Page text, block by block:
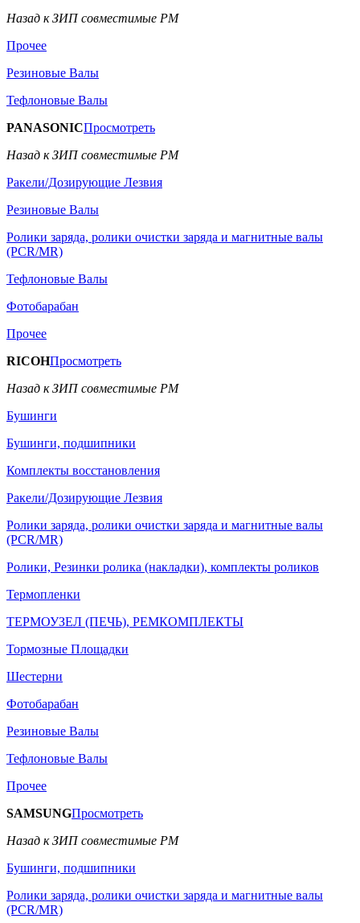
Назад к ЗИП совместимые РМ
Прочее
Резиновые Валы
Тефлоновые Валы
PANASONICПросмотреть
Назад к ЗИП совместимые РМ
Ракели/Дозирующие Лезвия
Резиновые Валы
Ролики заряда, ролики очистки заряда и магнитные валы
(PCR/MR)
Тефлоновые Валы
Фотобарабан
Прочее
RICOHПросмотреть
Назад к ЗИП совместимые РМ
Бушинги
Бушинги, подшипники
Комплекты восстановления
Ракели/Дозирующие Лезвия
Ролики заряда, ролики очистки заряда и магнитные валы
(PCR/MR)
Ролики, Резинки ролика (накладки), комплекты роликов
Термопленки
ТЕРМОУЗЕЛ (ПЕЧЬ), РЕМКОМПЛЕКТЫ
Тормозные Площадки
Шестерни
Фотобарабан
Резиновые Валы
Тефлоновые Валы
Прочее
SAMSUNGПросмотреть
Назад к ЗИП совместимые РМ
Бушинги, подшипники
Ролики заряда, ролики очистки заряда и магнитные валы
(PCR/MR)